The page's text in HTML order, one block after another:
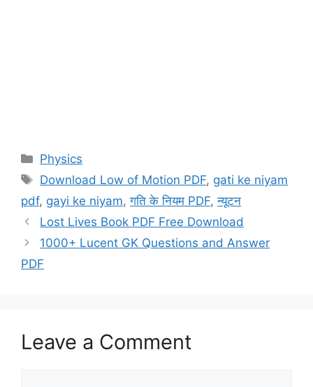
Categories
Physics
Tags
Download Low of Motion PDF, gati ke niyam
pdf, gayi ke niyam,गति के नियम PDF,न्यूटन
Lost Lives Book PDF Free Download
1000+ Lucent GK Questions and Answer
PDF
Leave a Comment